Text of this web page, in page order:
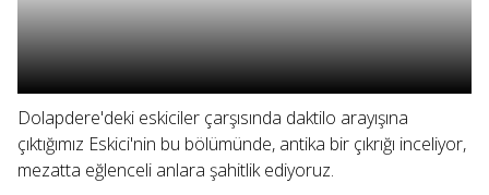
Dolapdere'deki eskiciler çarşısında daktilo arayışına
çıktığımız Eskici'nin bu bölümünde, antika bir çıkrığı inceliyor,
mezatta eğlenceli anlara şahitlik ediyoruz.